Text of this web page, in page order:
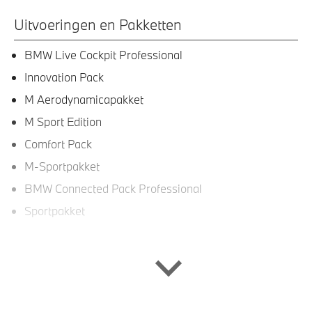
Uitvoeringen en Pakketten
BMW Live Cockpit Professional
Innovation Pack
M Aerodynamicapakket
M Sport Edition
Comfort Pack
M-Sportpakket
BMW Connected Pack Professional
Sportpakket